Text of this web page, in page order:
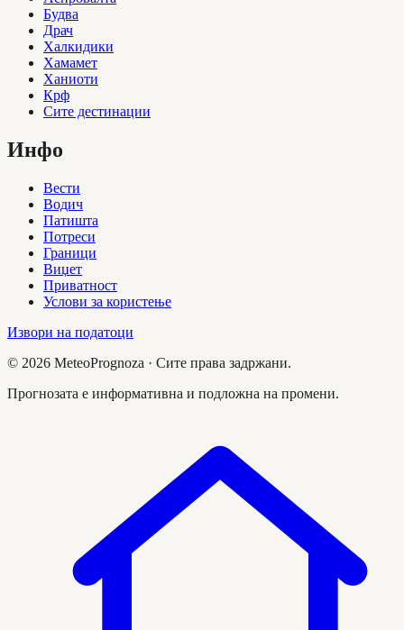
Будва
Драч
Халкидики
Хамамет
Ханиоти
Крф
Сите дестинации
Инфо
Вести
Водич
Патишта
Потреси
Граници
Виџет
Приватност
Услови за користење
Извори на податоци
© 2026 MeteoPrognoza · Сите права задржани.
Прогнозата е информативна и подложна на промени.